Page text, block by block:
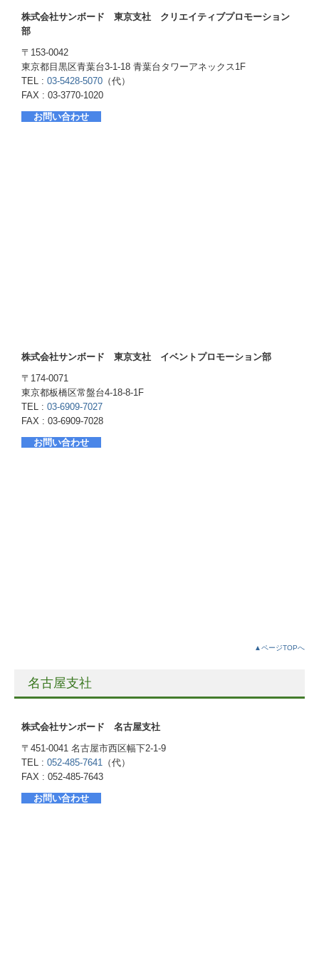
株式会社サンボード 東京支社 クリエイティブプロモーション
部
〒153-0042
東京都目黒区青葉台3-1-18 青葉台タワーアネックス1F
TEL : 03-5428-5070 （代）
FAX : 03-3770-1020
お問い合わせ
株式会社サンボード 東京支社 イベントプロモーション部
〒174-0071
東京都板橋区常盤台4-18-8-1F
TEL : 03-6909-7027
FAX : 03-6909-7028
お問い合わせ
▲ページTOPへ
名古屋支社
株式会社サンボード 名古屋支社
〒451-0041 名古屋市西区幅下2-1-9
TEL : 052-485-7641 （代）
FAX : 052-485-7643
お問い合わせ